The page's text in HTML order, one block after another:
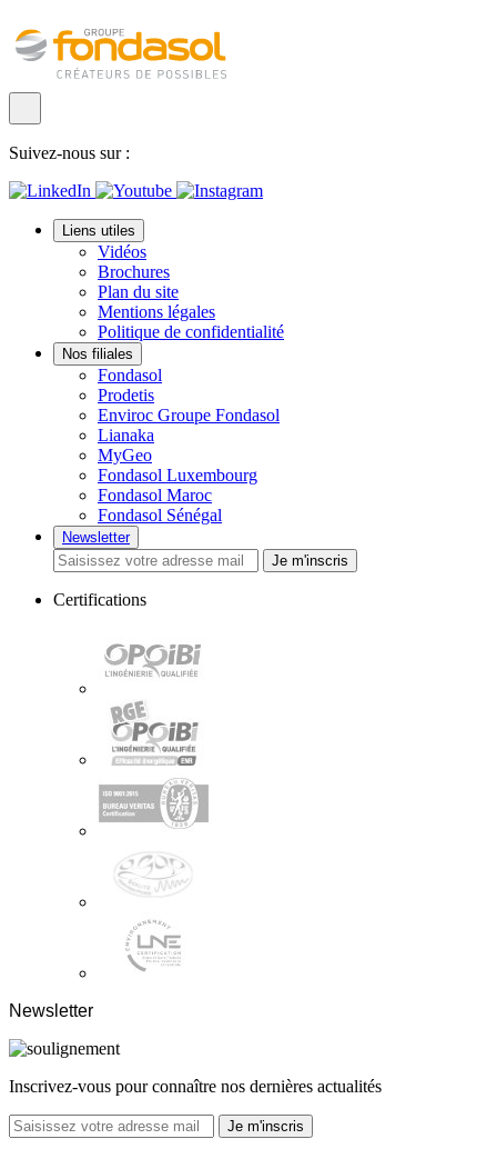
Suivez-nous sur :
Liens utiles
Vidéos
Brochures
Plan du site
Mentions légales
Politique de confidentialité
Nos filiales
Fondasol
Prodetis
Enviroc Groupe Fondasol
Lianaka
MyGeo
Fondasol Luxembourg
Fondasol Maroc
Fondasol Sénégal
Newsletter
Je m'inscris
Certifications
Newsletter
Inscrivez-vous pour connaître nos dernières actualités
Je m'inscris